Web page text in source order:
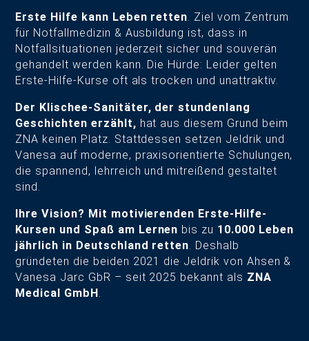
Erste Hilfe kann Leben retten. Ziel vom Zentrum
für Notfallmedizin & Ausbildung ist, dass in
Notfallsituationen jederzeit sicher und souverän
gehandelt werden kann. Die Hürde: Leider gelten
Erste-Hilfe-Kurse oft als trocken und unattraktiv.
Der Klischee-Sanitäter, der stundenlang
Geschichten erzählt, hat aus diesem Grund beim
ZNA keinen Platz. Stattdessen setzen Jeldrik und
Vanesa auf moderne, praxisorientierte Schulungen,
die spannend, lehrreich und mitreißend gestaltet
sind.
Ihre Vision? Mit motivierenden Erste-Hilfe-
Kursen und Spaß am Lernen bis zu 10.000 Leben
jährlich in Deutschland retten. Deshalb
gründeten die beiden 2021 die Jeldrik von Ahsen &
Vanesa Jarc GbR – seit 2025 bekannt als ZNA
Medical GmbH.